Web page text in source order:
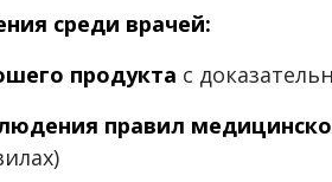
среди врачей:
продукта с
правил